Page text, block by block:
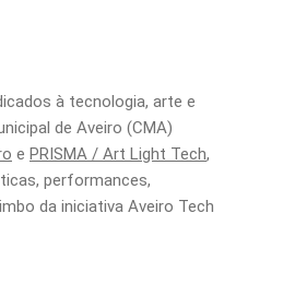
à tecnologia, arte e
de Aveiro (CMA)
e PRISMA / Art Light Tech,
performances,
da iniciativa Aveiro Tech